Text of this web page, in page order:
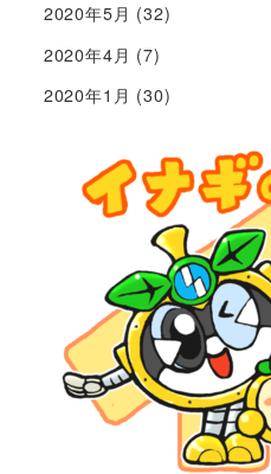
2020年5月 (32)
2020年4月 (7)
2020年1月 (30)